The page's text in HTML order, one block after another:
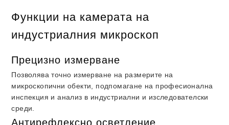
Функции на камерата на
индустриалния микроскоп
Прецизно измерване
Позволява точно измерване на размерите на
микроскопични обекти, подпомагане на професионална
инспекция и анализ в индустриални и изследователски
среди.
Антирефлексно осветление